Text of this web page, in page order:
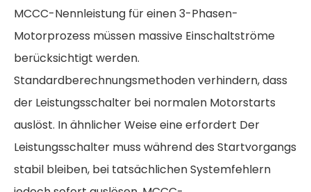
MCCC-Nennleistung für einen 3-Phasen-
Motorprozess müssen massive Einschaltströme
berücksichtigt werden.
Standardberechnungsmethoden verhindern, dass
der Leistungsschalter bei normalen Motorstarts
auslöst. In ähnlicher Weise eineerfordert Der
Leistungsschalter muss während des Startvorgangs
stabil bleiben, bei tatsächlichen Systemfehlern